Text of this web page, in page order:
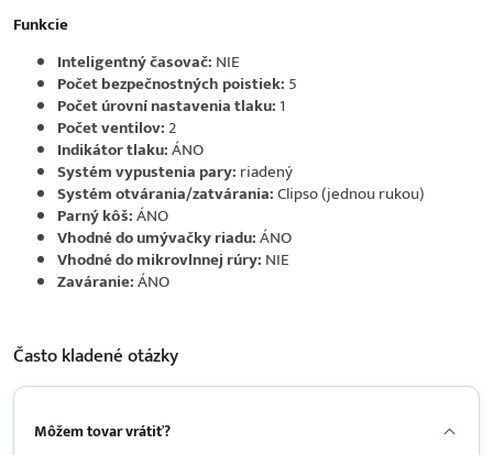
Funkcie
Inteligentný časovač: NIE
Počet bezpečnostných poistiek: 5
Počet úrovní nastavenia tlaku: 1
Počet ventilov:2
Indikátor tlaku:ÁNO
Systém vypustenia pary: riadený
Systém otvárania/zatvárania:Clipso (jednou rukou)
Parný kôš:ÁNO
Vhodné do umývačky riadu:ÁNO
Vhodné do mikrovlnnej rúry: NIE
Zaváranie:ÁNO
Často kladenéotázky
Môžem tovar vrátiť?